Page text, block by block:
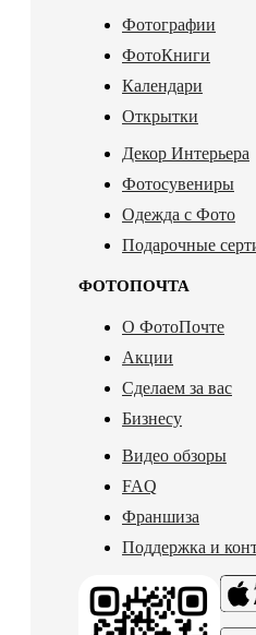
Фотографии
ФотоКниги
Календари
Открытки
Декор Интерьера
Фотосувениры
Одежда с Фото
Подарочные
ФОТОПОЧТА
О ФотоПочте
Акции
Сделаем за вас
Бизнесу
Видео обзоры
FAQ
Франшиза
Поддержка и